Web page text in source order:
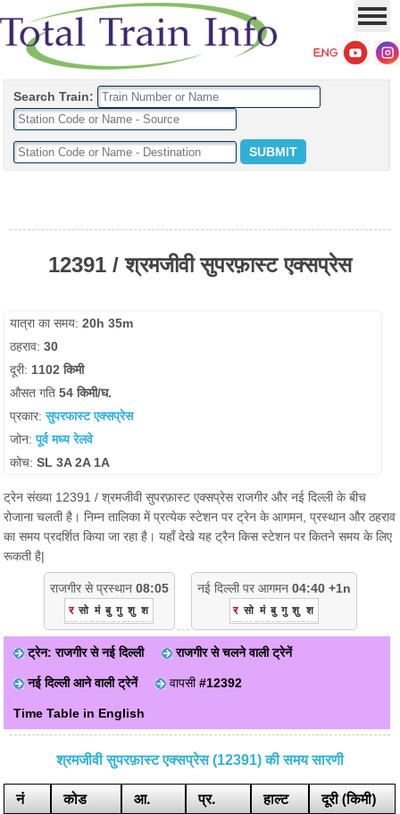
Search Train:
12391 / श्रमजीवी सुपरफ़ास्ट एक्सप्रेस
यात्रा का समय:20h 35m
ठहराव:30
दूरी: 1102 किमी
औसत गति54 किमी/घ.
प्रकार:सुपरफास्ट एक्सप्रेस
जोन:पूर्व मध्य रेलवे
कोच:SL 3A 2A 1A
ट्रेन संख्या 12391 / श्रमजीवी सुपरफ़ास्ट एक्सप्रेस राजगीर और नई दिल्ली के बीच
रोजाना चलती है। निम्न तालिका में प्रत्येक स्टेशन पर ट्रेन के आगमन, प्रस्थान और ठहराव
का समय प्रदर्शित किया जा रहा है। यहाँ देखे यह ट्रैन किस स्टेशन पर कितने समय के लिए
रूकती है|
राजगीर से प्रस्थान 08:05
र सो मं बु गु शु श
नई दिल्ली पर आगमन 04:40 +1n
र सो मं बु गु शु श
ट्रेन: राजगीर से नई दिल्ली राजगीर से चलने वाली ट्रेनें
नई दिल्ली आने वाली ट्रेनें वापसी#12392
Time Table in English
श्रमजीवी सुपरफ़ास्ट एक्सप्रेस (12391) की समय सारणी
नं कोड आ. प्र. हाल्ट
दूरी (किमी)